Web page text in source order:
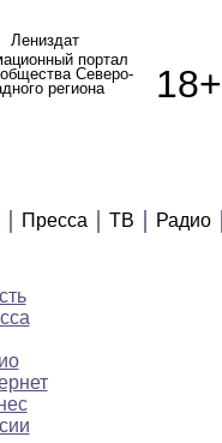
портал
Северо-
региона
18+
Пресса ТВ Радио